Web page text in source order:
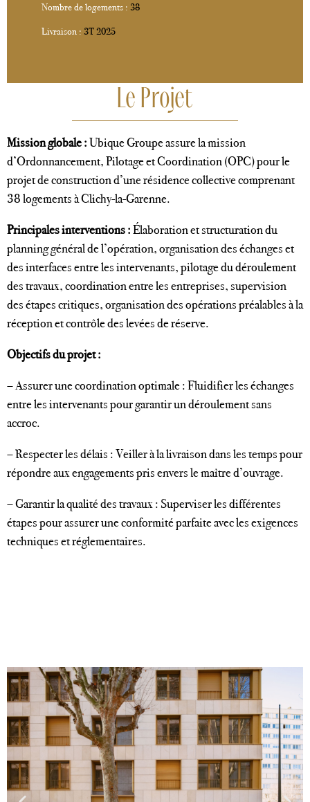
Nombre de logements : 38
Livraison : 3T 2025
Le Projet
Mission globale :Ubique Groupe assure la mission
d’Ordonnancement, Pilotage et Coordination (OPC) pour le
projet de construction d’une résidence collective comprenant
38 logements à Clichy-la-Garenne.
Principales interventions :Élaboration et structuration du
planning général de l’opération, organisation des échanges et
des interfaces entre les intervenants, pilotage du déroulement
des travaux, coordination entre les entreprises, supervision
des étapes critiques, organisation des opérations préalables à la
réception et contrôle des levées de réserve.
Objectifs du projet :
– Assurer une coordination optimale : Fluidifier les échanges
entre les intervenants pour garantir un déroulement sans
accroc.
– Respecter les délais : Veiller à la livraison dans les temps pour
répondre aux engagements pris envers le maître d’ouvrage.
– Garantir la qualité des travaux : Superviser les différentes
étapes pour assurer une conformité parfaite avec les exigences
techniques et réglementaires.